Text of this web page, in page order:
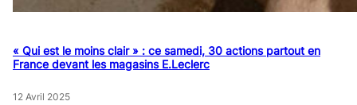
« Qui est le moins clair » : ce samedi, 30 actions partout en
France devant les magasins E.Leclerc
12 Avril 2025